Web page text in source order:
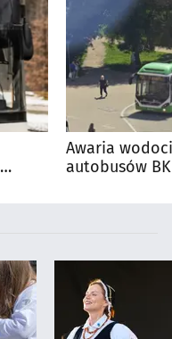
Awaria
autobusów